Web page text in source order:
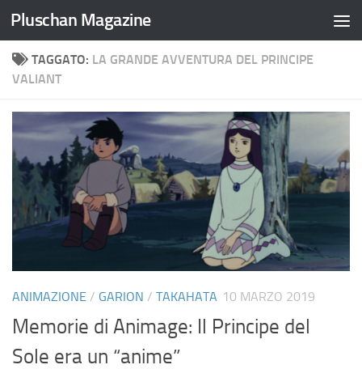
Salta al contenuto
Pluschan Magazine
TAGGATO: LA GRANDE AVVENTURA DEL PRINCIPE
VALIANT
ANIMAZIONE / GARION / TAKAHATA 10 MARZO 2019
Memorie di Animage: Il Principe del
Sole era un “anime”